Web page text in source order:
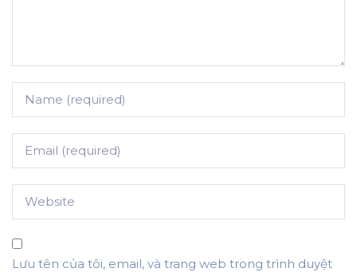
Lưu tên của tôi, email, và trang web trong trình duyệt